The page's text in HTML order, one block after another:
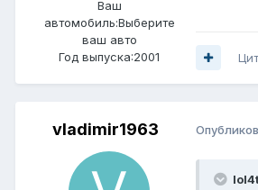
Ваш
автомобиль:Выберите
ваш авто
Год выпуска:2001
vladimir1963